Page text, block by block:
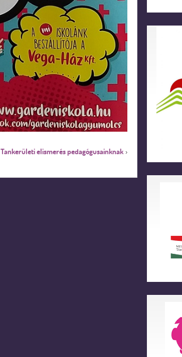
Tankerületi elismerés pedagógusainknak›